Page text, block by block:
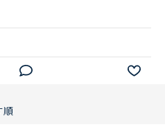
順